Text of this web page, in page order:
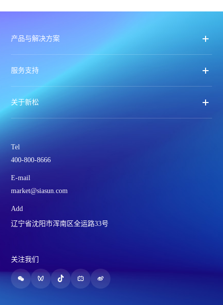
产品与解决方案
服务支持
关于新松
Tel
400-800-8666
E-mail
market@siasun.com
Add
辽宁省沈阳市浑南区全运路33号
关注我们